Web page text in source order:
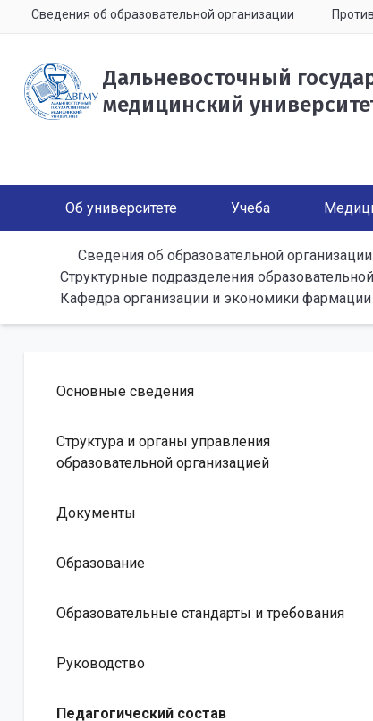
Сведения об образовательной организации
Дальневосточный
медицинский
Об университете Учеба
Сведения об образовательной организации
Структурные подразделения
Кафедра организации и экономики фармации
Основные сведения
Структура и органы управления
образовательной организацией
Документы
Образование
Образовательные стандарты и требования
Руководство
Педагогический состав